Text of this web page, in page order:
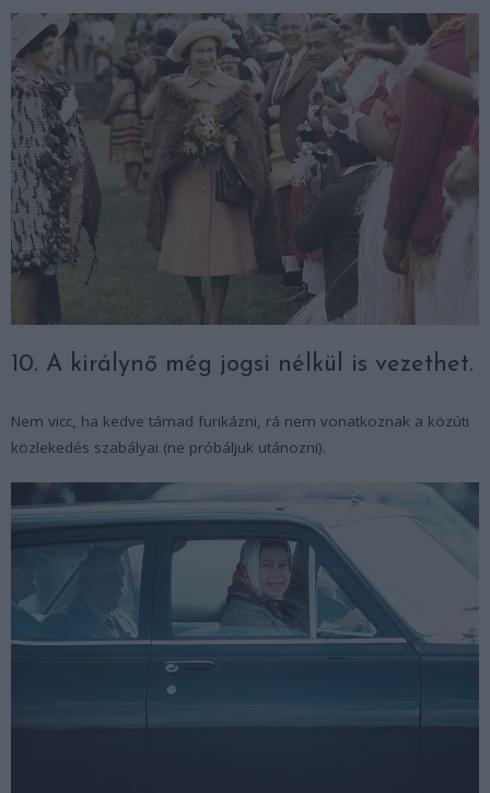
10. A királynő még jogsi nélkül is vezethet.
Nem vicc, ha kedve támad furikázni, rá nem vonatkoznak a közúti
közlekedés szabályai (ne próbáljuk utánozni).